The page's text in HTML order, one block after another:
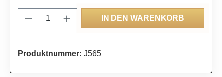
Produkt Anzahl: Gib den gewünschten
IN DEN WARENKORB
Produktnummer: J565